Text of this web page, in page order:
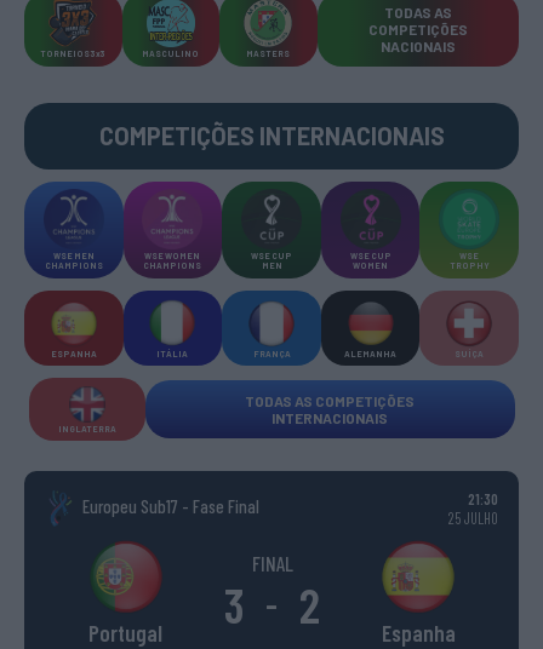
TORNEIOS 3x3 MASCULINO MASTERS
TODAS AS
COMPETIÇÕES
NACIONAIS
COMPETIÇÕES INTERNACIONAIS
WSE MEN
CHAMPIONS
WSE WOMEN
CHAMPIONS
WSE CUP
MEN
WSE CUP
WOMEN
WSE
TROPHY
ESPANHA ITÁLIA FRANÇA ALEMANHA SUÍÇA
INGLATERRA
TODAS AS COMPETIÇÕES
INTERNACIONAIS
Europeu Sub17 - Fase Final
21:30
25 JULHO
Portugal
FINAL
3 - 2 Espanha